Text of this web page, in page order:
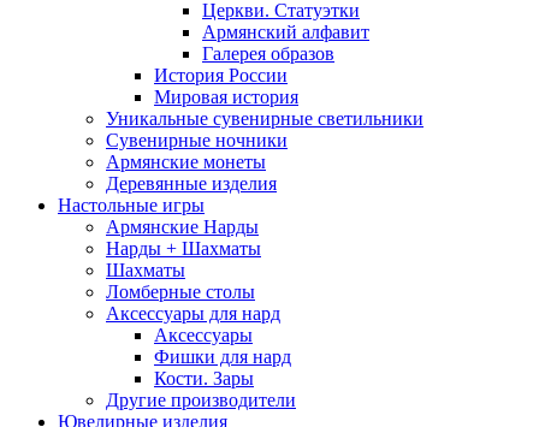
Церкви. Статуэтки
Армянский алфавит
Галерея образов
История России
Мировая история
Уникальные сувенирные светильники
Сувенирные ночники
Армянские монеты
Деревянные изделия
Настольные игры
Армянские Нарды
Нарды + Шахматы
Шахматы
Ломберные столы
Аксессуары для нард
Аксессуары
Фишки для нард
Кости. Зары
Другие производители
Ювелирные изделия